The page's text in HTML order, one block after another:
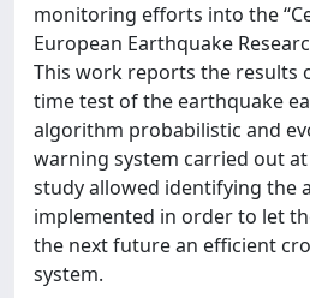
monitoring efforts into the
European Earthquake
This work reports the results
time test of the earthquake
algorithm probabilistic and
warning system carried out at
study allowed identifying the
implemented in order to let
the next future an efficient
system.